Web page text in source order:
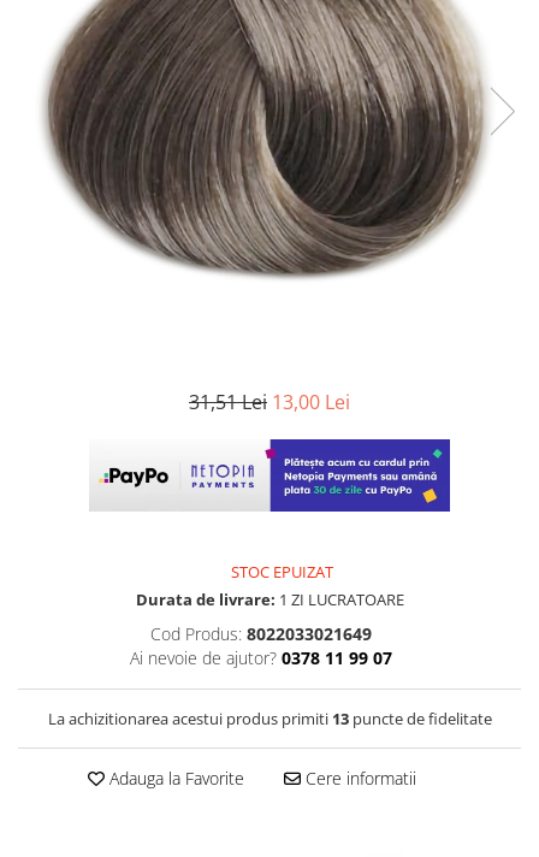
31,51 Lei 13,00 Lei
STOC EPUIZAT
Durata de livrare: 1 ZI LUCRATOARE
Cod Produs: 8022033021649
Ai nevoie de ajutor? 0378 11 99 07
La achizitionarea acestui produs primiti 13puncte de fidelitate
Adauga la Favorite Cere informatii